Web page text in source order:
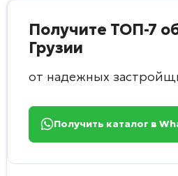
Получите ТОП-7
Грузии
от надежных
Получить каталог в